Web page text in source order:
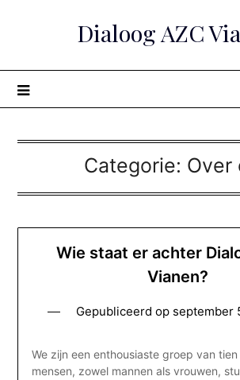
Dialoog AZC
Categorie: Over
Wie staat er achter
Vianen?
Gepubliceerd op september
We zijn een enthousiaste groep van
mensen, zowel mannen als vrouwen,